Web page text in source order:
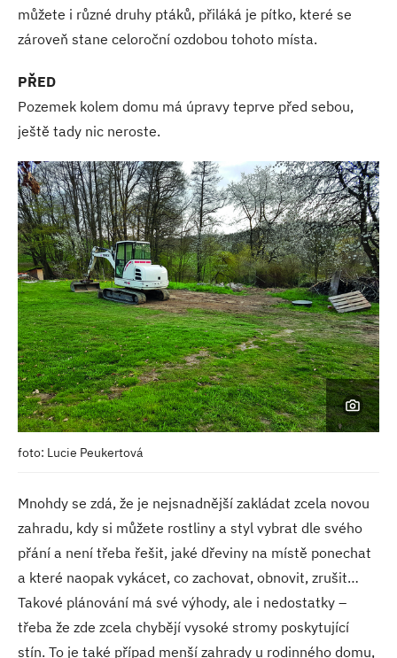
můžete i různé druhy ptáků, přiláká je pítko, které se
zároveň stane celoroční ozdobou tohoto místa.
PŘED
Pozemek kolem domu má úpravy teprve před sebou,
ještě tady nic neroste.
foto: Lucie Peukertová
Mnohdy se zdá, že je nejsnadnější zakládat zcela novou
zahradu, kdy si můžete rostliny a styl vybrat dle svého
přání a není třeba řešit, jaké dřeviny na místě ponechat
a které naopak vykácet, co zachovat, obnovit, zrušit…
Takové plánování má své výhody, ale i nedostatky –
třeba že zde zcela chybějí vysoké stromy poskytující
stín. To je také případ menší zahrady u rodinného domu,